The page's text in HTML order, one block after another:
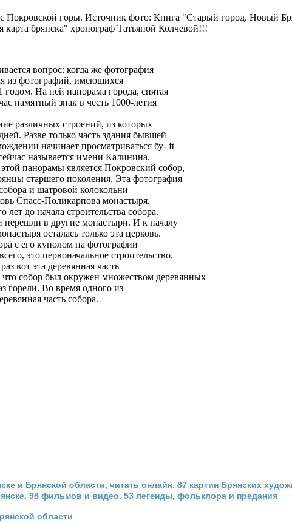
Покровской горы. Источник фото: Книга "Старый город. Новый
карта брянска" хронограф Татьяной Колчевой!!!
вопрос: когда же фотография
из фотографий, имеющихся
На ней панорама города, снятая
памятный знак в честь 1000-летия
различных строений, из которых
Разве только часть здания бывшей
начинает просматриваться бу- ft
называется имени Калинина.
панорамы является Покровский собор,
старшего поколения. Эта фотография
и шатровой колокольни
Спасс-Поликарпова монастыря.
до начала строительства собора.
в другие монастыри. И к началу
осталась только эта церковь.
с его куполом на фотографии
это первоначальное строительство.
вот эта деревянная часть
собор был окружен множеством деревянных
горели. Во время одного из
часть собора.
и Брянской области, читать онлайн. 87 картин Брянских
98 фильмов и видео. 53 легенды, фольклора и предания
области